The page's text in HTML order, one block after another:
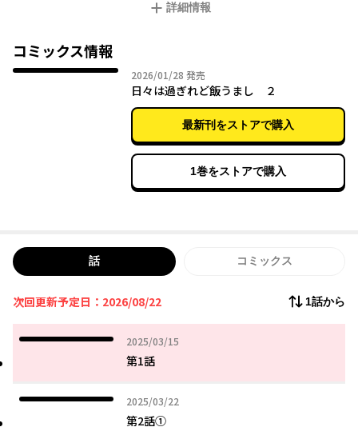
"食文化研究部"という、部室で
平穏な日常を過ごしながらも、部室を確保するための活動報告と
野外ごはん、登山グルメ、食べ歩き………あれ、結構楽しいか
詳細情報
コミックス情報
2026/01/28 2026年01月28日
発売
日々は過ぎれど飯うまし ２
最新刊をストアで購入
1巻をストアで購入
話 コミックス
次回更新予定日：2026/08/22 1話から
2025/03/15
2025年03月15日
第1話
2025/03/22
2025年03月22日
第2話①